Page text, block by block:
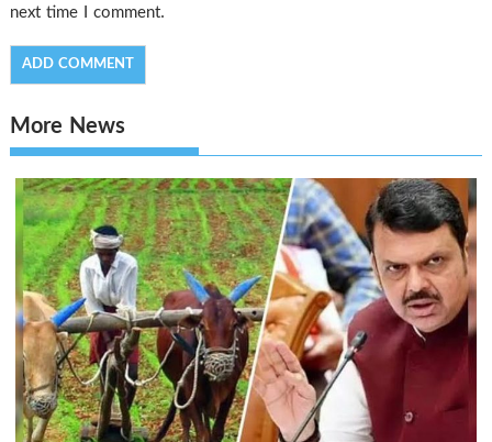
next time I comment.
More News